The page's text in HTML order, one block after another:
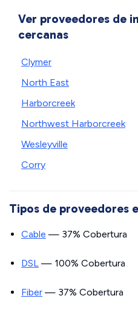
Ver proveedores de
cercanas
Clymer
North East
Harborcreek
Northwest Harborcreek
Wesleyville
Corry
Tipos de proveedores
Cable — 37% Cobertura
DSL — 100% Cobertura
Fiber — 37% Cobertura